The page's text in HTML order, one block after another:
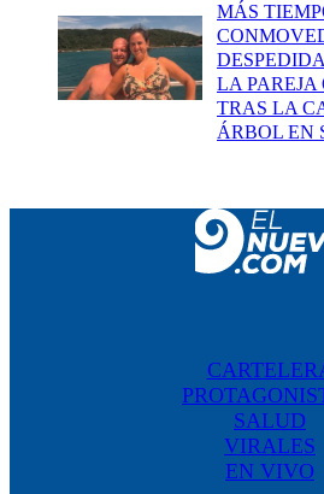
MÁS
LA PAREJA
TRAS LA
ÁRBOL EN
SALUD
VIRALES
EN VIVO